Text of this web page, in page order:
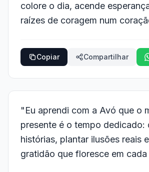
colore o dia, acende
raízes de coragem num
Copiar Compartilhar
"Eu aprendi com a Avó que o
presente é o tempo dedicado:
histórias, plantar ilusões reais
gratidão que floresce em